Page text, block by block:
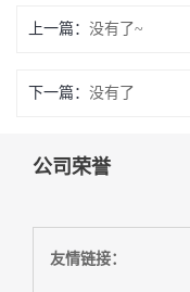
上一篇： 没有了~
下一篇： 没有了
公司荣誉
友情链接：